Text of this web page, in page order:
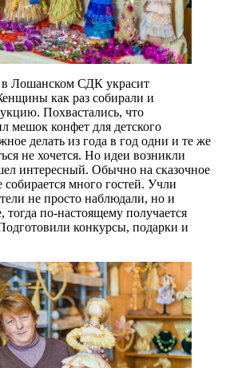
в Лошанском СДК украсит
как раз собирали и
Похвастались, что
мешок конфет для детского
делать из года в год одни и те же
не хочется. Но идеи возникли
интересный. Обычно на сказочное
много гостей. Учли
не просто наблюдали, но и
тогда по-настоящему получается
конкурсы, подарки и